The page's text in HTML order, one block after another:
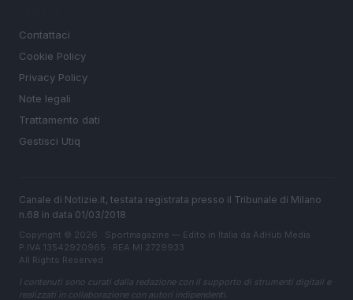
Contattaci
Cookie Policy
Privacy Policy
Note legali
Trattamento dati
Gestisci Utiq
Canale di Notizie.it, testata registrata presso il Tribunale di Milano
n.68 in data 01/03/2018
Copyright © 2026 · Sportmagazine — Edito in Italia da AdHub Media
P.IVA 13542920965 · REA MI 2729933
All Rights Reserved
I contenuti sono curati dalla redazione con il supporto di strumenti digitali e
realizzati in collaborazione con autori indipendenti.